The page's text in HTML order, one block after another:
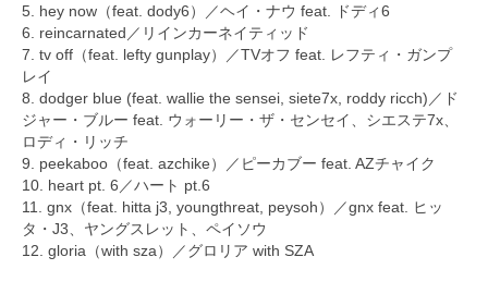
5. hey now（feat. dody6）／ヘイ・ナウ feat. ドディ6
6. reincarnated／リインカーネイティッド
7. tv off（feat. lefty gunplay）／TVオフ feat. レフティ・ガンプ
レイ
8. dodger blue (feat. wallie the sensei, siete7x, roddy ricch)／ド
ジャー・ブルー feat. ウォーリー・ザ・センセイ、シエステ7x、
ロディ・リッチ
9. peekaboo（feat. azchike）／ピーカブー feat. AZチャイク
10. heart pt. 6／ハート pt.6
11. gnx（feat. hitta j3, youngthreat, peysoh）／gnx feat. ヒッ
タ・J3、ヤングスレット、ペイソウ
12. gloria（with sza）／グロリア with SZA